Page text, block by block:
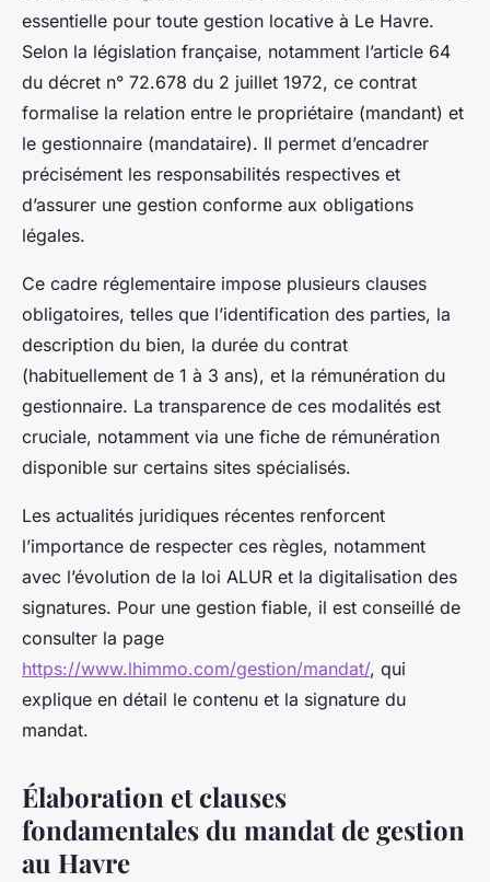
essentielle pour toute gestion locative à Le Havre.
Selon la législation française, notamment l’article 64
du décret n° 72.678 du 2 juillet 1972, ce contrat
formalise la relation entre le propriétaire (mandant) et
le gestionnaire (mandataire). Il permet d’encadrer
précisément les responsabilités respectives et
d’assurer une gestion conforme aux obligations
légales.
Ce cadre réglementaire impose plusieurs clauses
obligatoires, telles que l’identification des parties, la
description du bien, la durée du contrat
(habituellement de 1 à 3 ans), et la rémunération du
gestionnaire. La transparence de ces modalités est
cruciale, notamment via une fiche de rémunération
disponible sur certains sites spécialisés.
Les actualités juridiques récentes renforcent
l’importance de respecter ces règles, notamment
avec l’évolution de la loi ALUR et la digitalisation des
signatures. Pour une gestion fiable, il est conseillé de
consulter la page
https://www.lhimmo.com/gestion/mandat/, qui
explique en détail le contenu et la signature du
mandat.
Élaboration et clauses
fondamentales du mandat de gestion
au Havre